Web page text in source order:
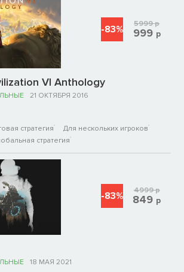
VI Anthology
21 ОКТЯБРЯ 2016
стратегия
Для нескольких игроков
стратегия
-83% 5999р
999 р
18 МАЯ 2021
-83% 4999р
849 р